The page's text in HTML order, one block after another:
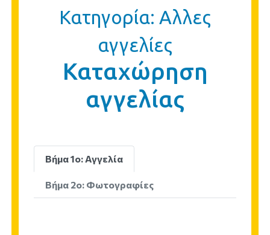
Κατηγορία: Αλλες
αγγελίες
Καταχώρηση
αγγελίας
Βήμα 1ο: Αγγελία
Βήμα 2ο: Φωτογραφίες